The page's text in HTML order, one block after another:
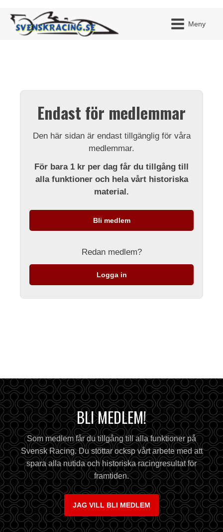
Meny
Endast för medlemmar
Den här sidan är endast tillgänglig för våra
medlemmar.
För bara 1 kr per dag får du tillgång till
alla funktioner och hela vårt historiska
material.
Bli medlem
Redan medlem?
Logga in
BLI MEDLEM!
Som medlem får du tillgång till alla funktioner på
Svensk Racing. Du stöttar ocksp vårt arbete med att
spara alla nutida och historiska racingresultat för
framtiden.
JAG VILL BLI MEDLEM